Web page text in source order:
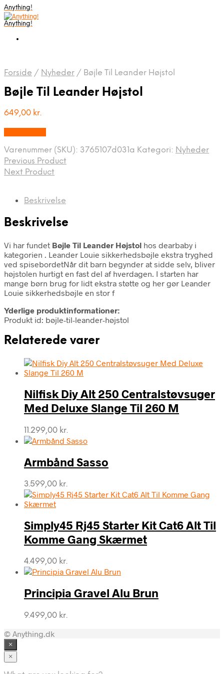
Anything!
Anything!
Forside / Nyheder / Bøjle Til Leander Højstol
Bøjle Til Leander Højstol
649,00 kr.
Varenummer (SKU): 3765107d031a Kategori: Nyheder
Previous Product
Next Product
Beskrivelse
Beskrivelse
Vi har fundet Bøjle Til Leander Højstol hos dearbaby i
kategorien . Leander Louie sikkerhedsbøjle ekstra tryghed
ved spisebordetNår dit barn begynder at sidde selv, bliver
højstolen hurtigt en fast del af hverdagen. I starten har
mange børn brug for lidt ekstra støtte og her gør Leander
Louie sikkerhedsbøjle en stor f
Yderlige produktinformationer:
Produkt id: bøjle-til-leander-højstol
Relaterede varer
Nilfisk Diy Alt 250 Centralstøvsuger
Med Deluxe Slange Til 260 M
11.299,00 kr.
Armbånd Sasso
3.599,00 kr.
Simply45 Rj45 Starter Kit Cat6 Alt Til
Komme Gang Skærmet
4.499,00 kr.
Principia Gravel Alu Brun
9.499,00 kr.
© Anything.dk
×
×